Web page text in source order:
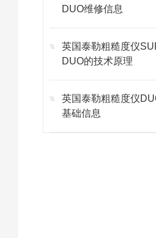
DUO维修信息
英国泰勒粗糙度仪
DUO的技术原理
英国泰勒粗糙度仪
基础信息